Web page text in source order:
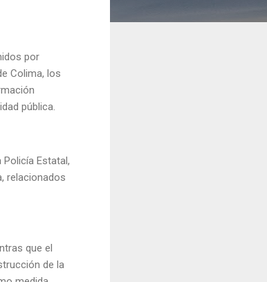
por
Colima, los
pública.
Estatal,
relacionados
que el
de la